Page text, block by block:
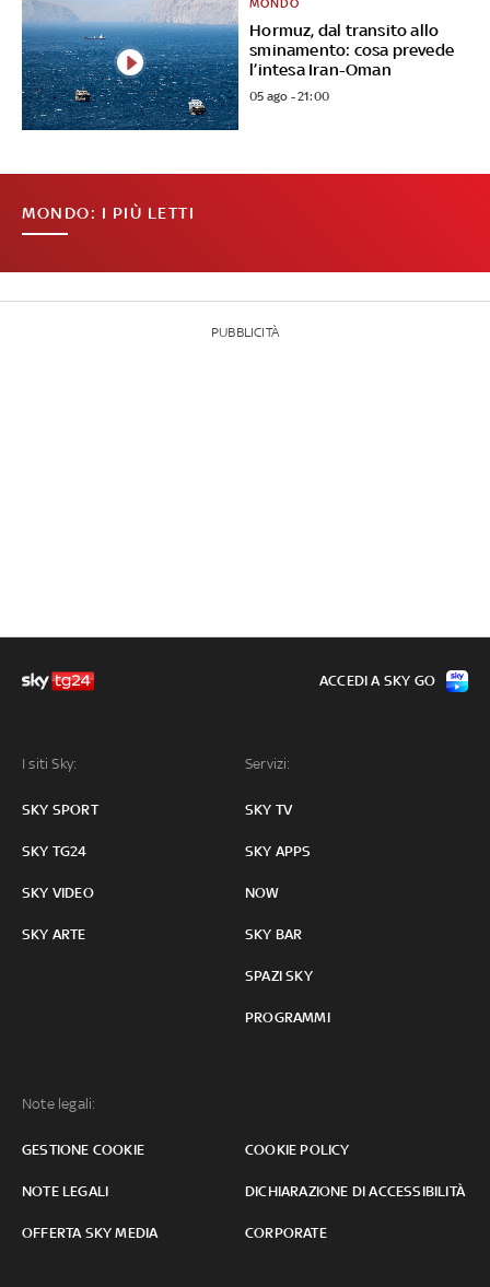
Hormuz, dal transito allo
sminamento: cosa prevede
l’intesa Iran-Oman
MONDO
05 ago - 21:00
MONDO: I PIÙ LETTI
PUBBLICITÀ
I siti Sky:
SKY SPORT
SKY TG24
SKY VIDEO
SKY ARTE
Servizi:
SKY TV
SKY APPS
NOW
SKY BAR
SPAZI SKY
PROGRAMMI
Note legali:
GESTIONE COOKIE COOKIE POLICY
NOTE LEGALI DICHIARAZIONE DI ACCESSIBILITÀ
OFFERTA SKY MEDIA CORPORATE
ACCEDI A SKY GO